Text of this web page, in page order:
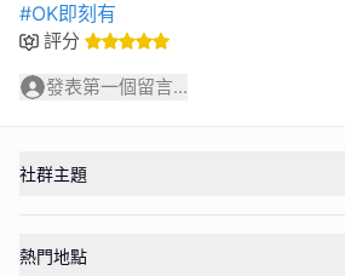
#OK即刻有
評分
發表第一個留言...
社群主題
熱門地點